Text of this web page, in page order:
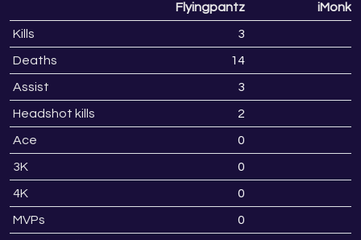
Flyingpantz
Kills 3
Deaths 14
Assist 3
Headshot kills 2
Ace 0
3K 0
4K 0
MVPs 0